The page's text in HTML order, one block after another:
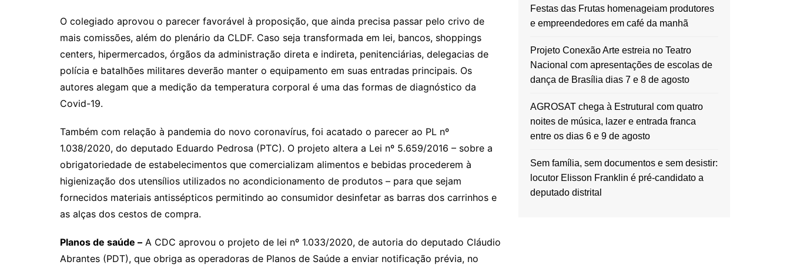
O colegiado aprovou o parecer favorável à proposição, que ainda precisa passar pelo crivo de
mais comissões, além do plenário da CLDF. Caso seja transformada em lei, bancos, shoppings
centers, hipermercados, órgãos da administração direta e indireta, penitenciárias, delegacias de
polícia e batalhões militares deverão manter o equipamento em suas entradas principais. Os
autores alegam que a medição da temperatura corporal é uma das formas de diagnóstico da
Covid-19.
Também com relação à pandemia do novo coronavírus, foi acatado o parecer ao PL nº
1.038/2020, do deputado Eduardo Pedrosa (PTC). O projeto altera a Lei nº 5.659/2016 – sobre a
obrigatoriedade de estabelecimentos que comercializam alimentos e bebidas procederem à
higienização dos utensílios utilizados no acondicionamento de produtos – para que sejam
fornecidos materiais antissépticos permitindo ao consumidor desinfetar as barras dos carrinhos e
as alças dos cestos de compra.
Planos de saúde – A CDC aprovou o projeto de lei nº 1.033/2020, de autoria do deputado Cláudio
Abrantes (PDT), que obriga as operadoras de Planos de Saúde a enviar notificação prévia, no
Festas das Frutas homenageiam produtores
e empreendedores em café da manhã
Projeto Conexão Arte estreia no Teatro
Nacional com apresentações de escolas de
dança de Brasília dias 7 e 8 de agosto
AGROSAT chega à Estrutural com quatro
noites de música, lazer e entrada franca
entre os dias 6 e 9 de agosto
Sem família, sem documentos e sem desistir:
locutor Elisson Franklin é pré-candidato a
deputado distrital